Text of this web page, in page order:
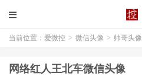
当前位置： 爱微控 > 微信头像 > 帅哥头像
网络红人王北车微信头像